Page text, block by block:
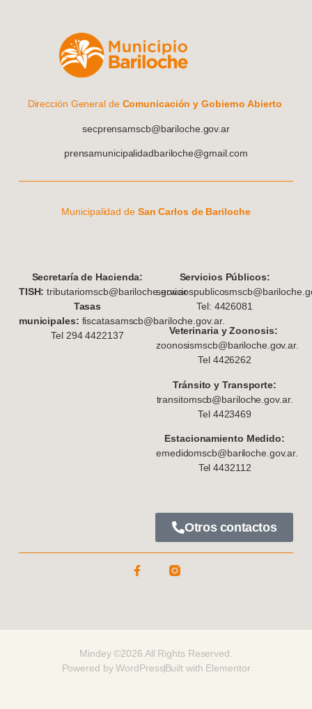
Dirección General de Comunicación y Gobierno Abierto
secprensamscb@bariloche.gov.ar
prensamunicipalidadbariloche@gmail.com
Municipalidad deSan Carlos de Bariloche
Secretaría de Hacienda:
TISH: tributariomscb@bariloche.gov.ar
Tasas
municipales: fiscatasamscb@bariloche.gov.ar.
Tel 294 4422137
Servicios Públicos:
Tel: 4426081
Veterinaria y Zoonosis:
zoonosismscb@bariloche.gov.ar.
Tel 4426262
Tránsito y Transporte:
transitomscb@bariloche.gov.ar.
Tel 4423469
Estacionamiento Medido:
emedidomscb@bariloche.gov.ar.
Tel 4432112
Otros contactos
Mindey ©2026 All Rights Reserved.
Powered by WordPressBuilt with Elementor